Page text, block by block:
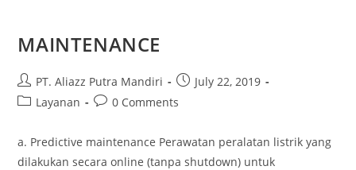
MAINTENANCE
Post
author:
PT. Aliazz Putra Mandiri
Post
published:
July 22, 2019
PostLayanan
Post0 Comments
a. Predictive maintenance Perawatan peralatan listrik yang
dilakukan secara online (tanpa shutdown) untuk